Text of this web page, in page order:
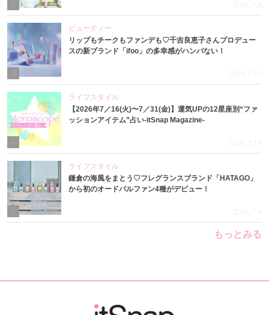
2026.7.8
3
ビューティー
リップもチークもファンデも♡千吉良恵子さんプロデュー
スの新ブランド「ifoo」の多幸感がハンパない！
2026.7.10
4
ライフスタイル
【2026年7／16(火)〜7／31(金)】運気UPの12星座別“ファ
ッションアイテム”占い-itSnap Magazine-
2026.7.16
ライフスタイル
鎌倉の海風をまとう♡フレグランスブランド「HATAGO」
から初のオードパルファン4種がデビュー！
2026.7.6
もっとみる